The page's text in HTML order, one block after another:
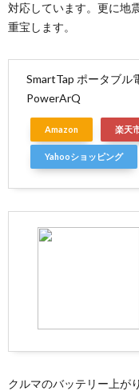
対応しています。更に地
重宝します。
SmartTap ポータブル
PowerArQ
Amazon 楽天
Yahooショッピング
クルマのバッテリー上が